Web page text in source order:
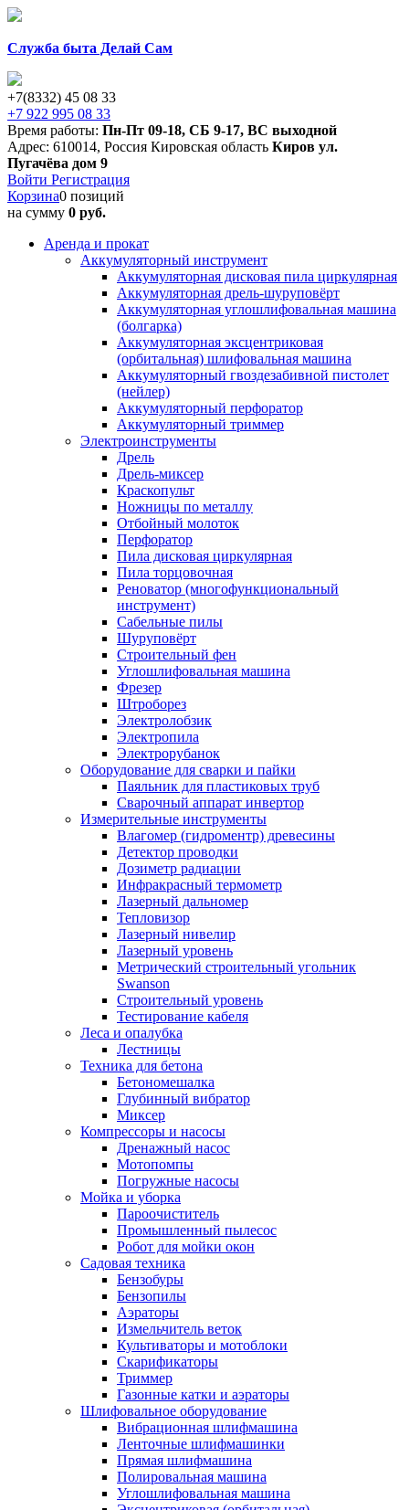
Служба быта Делай Сам
+7(8332) 45 08 33
+7 922 995 08 33
Время работы: Пн-Пт 09-18, СБ 9-17, ВС выходной
Адрес: 610014, Россия Кировская область Киров ул.
Пугачёва дом 9
Войти Регистрация
Корзина0 позиций
на сумму 0 руб.
Аренда и прокат
Аккумуляторный инструмент
Аккумуляторная дисковая пила циркулярная
Аккумуляторная дрель-шуруповёрт
Аккумуляторная углошлифовальная машина
(болгарка)
Аккумуляторная эксцентриковая
(орбитальная) шлифовальная машина
Аккумуляторный гвоздезабивной пистолет
(нейлер)
Аккумуляторный перфоратор
Аккумуляторный триммер
Электроинструменты
Дрель
Дрель-миксер
Краскопульт
Ножницы по металлу
Отбойный молоток
Перфоратор
Пила дисковая циркулярная
Пила торцовочная
Реноватор (многофункциональный
инструмент)
Сабельные пилы
Шуруповёрт
Строительный фен
Углошлифовальная машина
Фрезер
Штроборез
Электролобзик
Электропила
Электрорубанок
Оборудование для сварки и пайки
Паяльник для пластиковых труб
Сварочный аппарат инвертор
Измерительные инструменты
Влагомер (гидроментр) древесины
Детектор проводки
Дозиметр радиации
Инфракрасный термометр
Лазерный дальномер
Тепловизор
Лазерный нивелир
Лазерный уровень
Метрический строительный угольник
Swanson
Строительный уровень
Тестирование кабеля
Леса и опалубка
Лестницы
Техника для бетона
Бетономешалка
Глубинный вибратор
Миксер
Компрессоры и насосы
Дренажный насос
Мотопомпы
Погружные насосы
Мойка и уборка
Пароочиститель
Промышленный пылесос
Робот для мойки окон
Садовая техника
Бензобуры
Бензопилы
Аэраторы
Измельчитель веток
Культиваторы и мотоблоки
Скарификаторы
Триммер
Газонные катки и аэраторы
Шлифовальное оборудование
Вибрационная шлифмашина
Ленточные шлифмашинки
Прямая шлифмашина
Полировальная машина
Углошлифовальная машина